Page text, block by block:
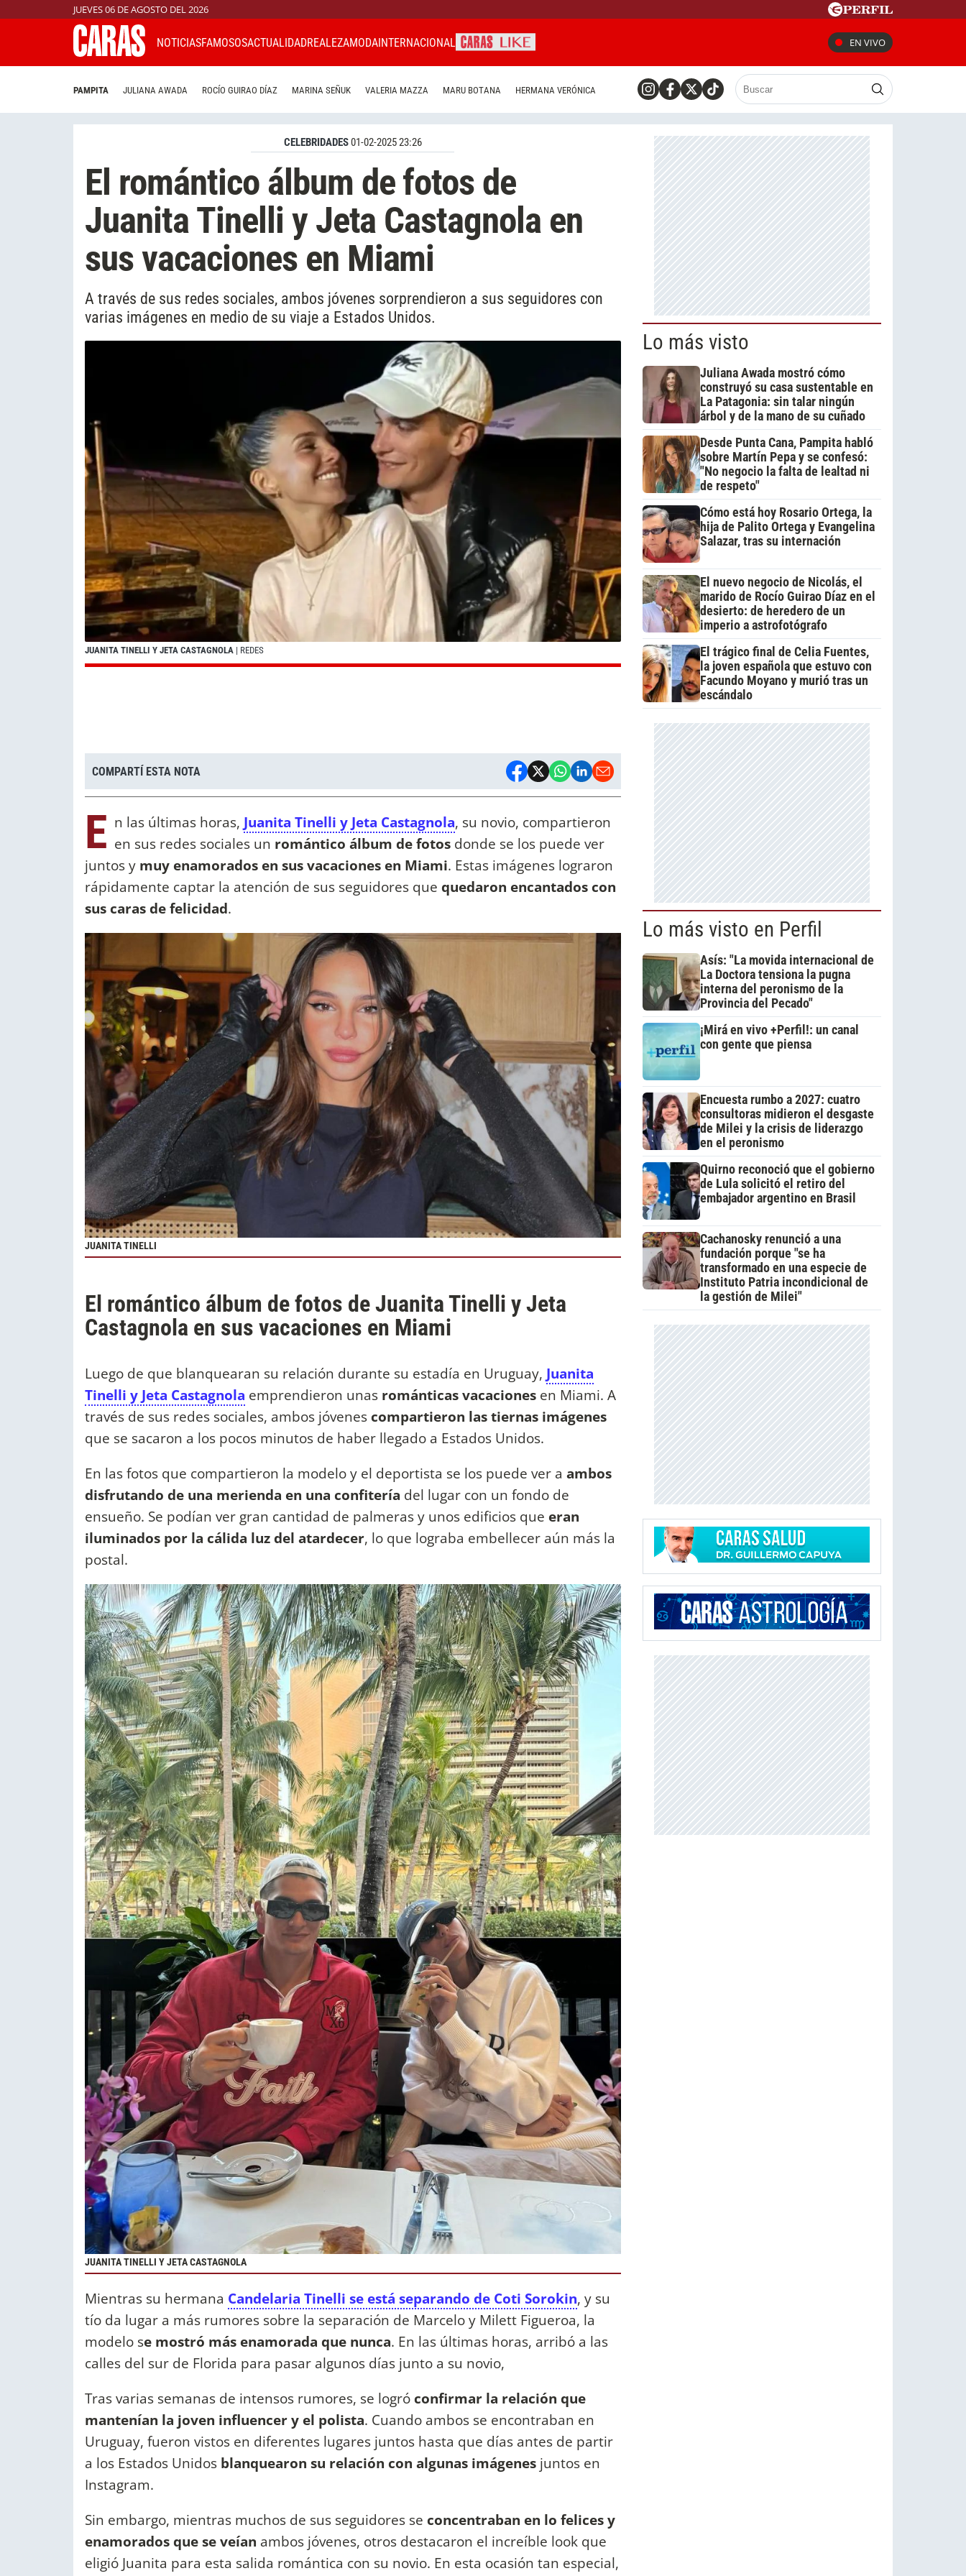
JUEVES 06 DE AGOSTO DEL 2026
NOTICIASFAMOSOSACTUALIDADREALEZAMODAINTERNACIONAL EN VIVO
PAMPITA JULIANA AWADA ROCÍO GUIRAO DÍAZ MARINA SEÑUK VALERIA MAZZA MARU BOTANA HERMANA VERÓNICA
CELEBRIDADES01-02-2025 23:26
El romántico álbum de fotos de
Juanita Tinelli y Jeta Castagnola en
sus vacaciones en Miami
A través de sus redes sociales, ambos jóvenes sorprendieron a sus seguidores con
varias imágenes en medio de su viaje a Estados Unidos.
JUANITA TINELLI Y JETA CASTAGNOLA | REDES
COMPARTÍ ESTA NOTA
E n las últimas horas, Juanita Tinelli y Jeta Castagnola, su novio, compartieron
en sus redes sociales un romántico álbum de fotos donde se los puede ver
juntos y muy enamorados en sus vacaciones en Miami. Estas imágenes lograron
rápidamente captar la atención de sus seguidores que quedaron encantados con
sus caras de felicidad.
JUANITA TINELLI
El romántico álbum de fotos de Juanita Tinelli y Jeta
Castagnola en sus vacaciones en Miami
Luego de que blanquearan su relación durante su estadía en Uruguay, Juanita
Tinelli y Jeta Castagnola emprendieron unas románticas vacaciones en Miami. A
través de sus redes sociales, ambos jóvenes compartieron las tiernas imágenes
que se sacaron a los pocos minutos de haber llegado a Estados Unidos.
En las fotos que compartieron la modelo y el deportista se los puede ver a ambos
disfrutando de una merienda en una confitería del lugar con un fondo de
ensueño. Se podían ver gran cantidad de palmeras y unos edificios que eran
iluminados por la cálida luz del atardecer, lo que lograba embellecer aún más la
postal.
JUANITA TINELLI Y JETA CASTAGNOLA
Mientras su hermana Candelaria Tinelli se está separando de Coti Sorokin, y su
tío da lugar a más rumores sobre la separación de Marcelo y Milett Figueroa, la
modelo se mostró más enamorada que nunca. En las últimas horas, arribó a las
calles del sur de Florida para pasar algunos días junto a su novio,
Tras varias semanas de intensos rumores, se logró confirmar la relación que
mantenían la joven influencer y el polista. Cuando ambos se encontraban en
Uruguay, fueron vistos en diferentes lugares juntos hasta que días antes de partir
a los Estados Unidos blanquearon su relación con algunas imágenes juntos en
Instagram.
Sin embargo, mientras muchos de sus seguidores se concentraban en lo felices y
enamorados que se veían ambos jóvenes, otros destacaron el increíble look que
eligió Juanita para esta salida romántica con su novio. En esta ocasión tan especial,
Lo más visto
Juliana Awada mostró cómo
construyó su casa sustentable en
La Patagonia: sin talar ningún
árbol y de la mano de su cuñado
Desde Punta Cana, Pampita habló
sobre Martín Pepa y se confesó:
"No negocio la falta de lealtad ni
de respeto"
Cómo está hoy Rosario Ortega, la
hija de Palito Ortega y Evangelina
Salazar, tras su internación
El nuevo negocio de Nicolás, el
marido de Rocío Guirao Díaz en el
desierto: de heredero de un
imperio a astrofotógrafo
El trágico final de Celia Fuentes,
la joven española que estuvo con
Facundo Moyano y murió tras un
escándalo
Lo más visto en Perfil
Asís: "La movida internacional de
La Doctora tensiona la pugna
interna del peronismo de la
Provincia del Pecado"
¡Mirá en vivo +Perfil!: un canal
con gente que piensa
Encuesta rumbo a 2027: cuatro
consultoras midieron el desgaste
de Milei y la crisis de liderazgo
en el peronismo
Quirno reconoció que el gobierno
de Lula solicitó el retiro del
embajador argentino en Brasil
Cachanosky renunció a una
fundación porque "se ha
transformado en una especie de
Instituto Patria incondicional de
la gestión de Milei"